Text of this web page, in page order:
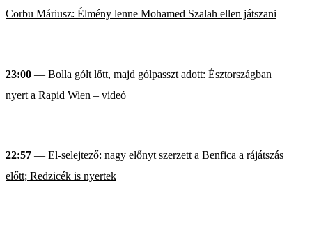
Corbu Máriusz: Élmény lenne Mohamed Szalah ellen játszani
23:00 — Bolla gólt lőtt, majd gólpasszt adott: Észtországban
nyert a Rapid Wien – videó
22:57 — El-selejtező: nagy előnyt szerzett a Benfica a rájátszás
előtt; Redzicék is nyertek